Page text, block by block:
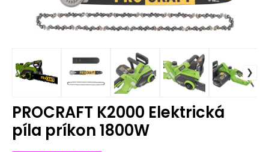
PROCRAFT K2000 Elektrická
píla príkon 1800W